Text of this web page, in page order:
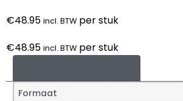
€48.95 incl. BTW per stuk
€48.95 incl. BTW per stuk
Formaat